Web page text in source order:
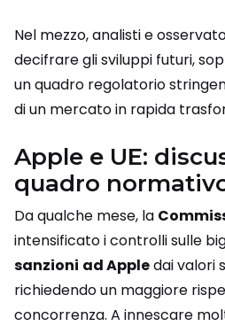
Nel mezzo, analisti e
decifrare gli sviluppi futuri,
un quadro regolatorio
di un mercato in rapida
Apple e UE:
quadro
Da qualche mese, la
intensificato i controlli sulle
sanzioni ad Appledai valori
richiedendo un maggiore
concorrenza. A innescare